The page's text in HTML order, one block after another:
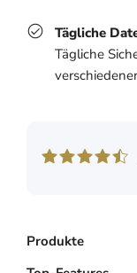
Tägliche
Tägliche
Produkte